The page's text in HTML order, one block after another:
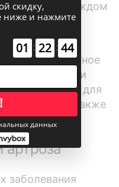
при каждом
только местное
или
а для
системы, а также
артроза
заболевания
скидку,
ниже и нажмите
01 : 22 : 43
данных